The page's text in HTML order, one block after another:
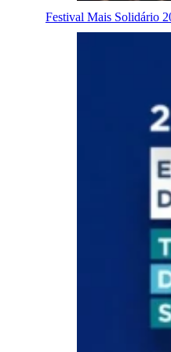
Festival Mais Solidário